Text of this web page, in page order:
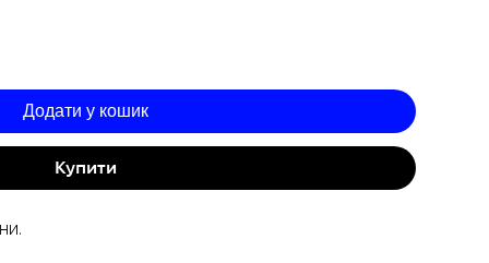
Додати у кошик
Купити